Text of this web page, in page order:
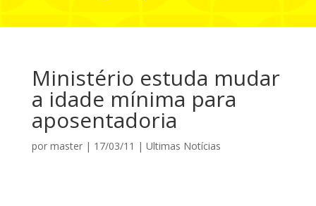
Ministério estuda mudar
a idade mínima para
aposentadoria
por master| 17/03/11 | Ultimas Notícias